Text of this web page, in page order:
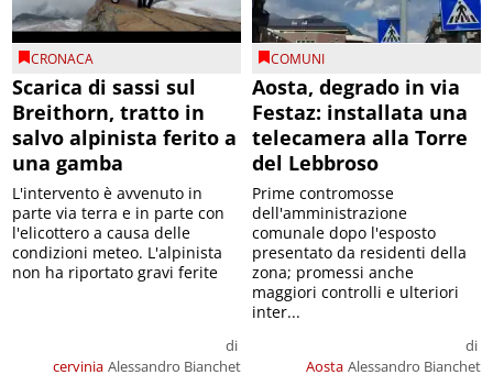
CRONACA
Scarica di sassi sul
Breithorn, tratto in
salvo alpinista ferito a
una gamba
cervinia
di
Alessandro Bianchet
L'intervento è avvenuto in
parte via terra e in parte con
l'elicottero a causa delle
condizioni meteo. L'alpinista
non ha riportato gravi ferite
COMUNI
Aosta, degrado in via
Festaz: installata una
telecamera alla Torre
del Lebbroso
Aosta
di
Alessandro Bianchet
Prime contromosse
dell'amministrazione
comunale dopo l'esposto
presentato da residenti della
zona; promessi anche
maggiori controlli e ulteriori
inter...